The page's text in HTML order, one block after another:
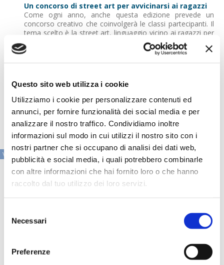
Questo sito web utilizza i cookie
Utilizziamo i cookie per personalizzare contenuti ed
annunci, per fornire funzionalità dei social media e per
analizzare il nostro traffico. Condividiamo inoltre
informazioni sul modo in cui utilizzi il nostro sito con i
nostri partner che si occupano di analisi dei dati web,
pubblicità e social media, i quali potrebbero combinarle
con altre informazioni che hai fornito loro o che hanno
raccolto dal tuo utilizzo dei loro servizi.
delNecessari
Preferenze
Un concorso di street art per avvicinarsi ai ragazzi
Come ogni anno, anche questa edizione prevede un
concorso creativo che coinvolgerà le classi partecipanti. Il
tema scelto è la street art, linguaggio vicino ai ragazzi per
immediatezza e capacità di espressione. La classe
vincitrice avrà l'opportunità di realizzare il murale ideato
Con "GRANDE!", BPER conferma il proprio impegno
nell'educazione finanziaria inclusiva e innovativa, puntando
a preparare le nuove generazioni a gestire con
consapevolezza il proprio futuro economico.
VAI ALLA SEZIONE IN PRIMO PIANO